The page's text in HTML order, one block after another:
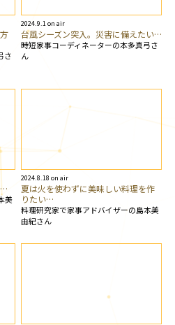
さ
2024.9.1 on air
台風シーズン突入。災害に備えたい…
時短家事コーディネーターの本多真弓さ
ん
…
美
2024.8.18 on air
夏は火を使わずに美味しい料理を作
りたい…
料理研究家で家事アドバイザーの島本美
由紀さん